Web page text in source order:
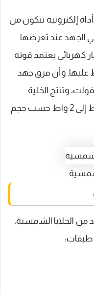
إلكترونية تتكون من
الجهد عند تعرضها
كهربائي يعتمد قوته
وأن فرق جهد
الخلية الواحدة ما يقرب 0.5 إلى 0.6 فولت، وتنتج الخلية
طاقة كهربائية بما يتراوح بين 1 واط إلى 2 واط حسب حجم
من الخلايا الشمسية،
طبقات: